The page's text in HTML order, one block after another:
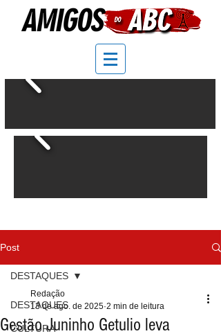
Post
DESTAQUES
CULTURA
DESTAQUES
Gestão Juninho Getulio leva
Redação
13 de ago. de 2025 2 min de leitura